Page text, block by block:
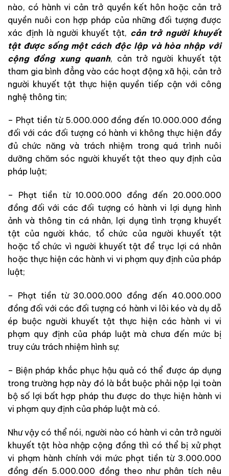
nào, có hành vi cản trở quyền kết hôn hoặc cản trở
quyền nuôi con hợp pháp của những đối tượng được
xác định là người khuyết tật, cản trở người khuyết
tật được sống một cách độc lập và hòa nhập với
cộng đồng xung quanh, cản trở người khuyết tật
tham gia bình đẳng vào các hoạt động xã hội, cản trở
người khuyết tật thực hiện quyền tiếp cận với công
nghệ thông tin;
– Phạt tiền từ 5.000.000 đồng đến 10.000.000 đồng
đối với các đối tượng có hành vi không thực hiện đầy
đủ chức năng và trách nhiệm trong quá trình nuôi
dưỡng chăm sóc người khuyết tật theo quy định của
pháp luật;
– Phạt tiền từ 10.000.000 đồng đến 20.000.000
đồng đối với các đối tượng có hành vi lợi dụng hình
ảnh và thông tin cá nhân, lợi dụng tình trạng khuyết
tật của người khác, tổ chức của người khuyết tật
hoặc tổ chức vì người khuyết tật để trục lợi cá nhân
hoặc thực hiện các hành vi vi phạm quy định của pháp
luật;
– Phạt tiền từ 30.000.000 đồng đến 40.000.000
đồng đối với các đối tượng có hành vi lôi kéo và dụ dỗ
ép buộc người khuyết tật thực hiện các hành vi vi
phạm quy định của pháp luật mà chưa đến mức bị
truy cứu trách nhiệm hình sự;
– Biện pháp khắc phục hậu quả có thể được áp dụng
trong trường hợp này đó là bắt buộc phải nộp lại toàn
bộ số lợi bất hợp pháp thu được do thực hiện hành vi
vi phạm quy định của pháp luật mà có.
Như vậy có thể nói, người nào có hành vi cản trở người
khuyết tật hòa nhập cộng đồng thì có thể bị xử phạt
vi phạm hành chính với mức phạt tiền từ 3.000.000
đồng đến 5.000.000 đồng theo như phân tích nêu